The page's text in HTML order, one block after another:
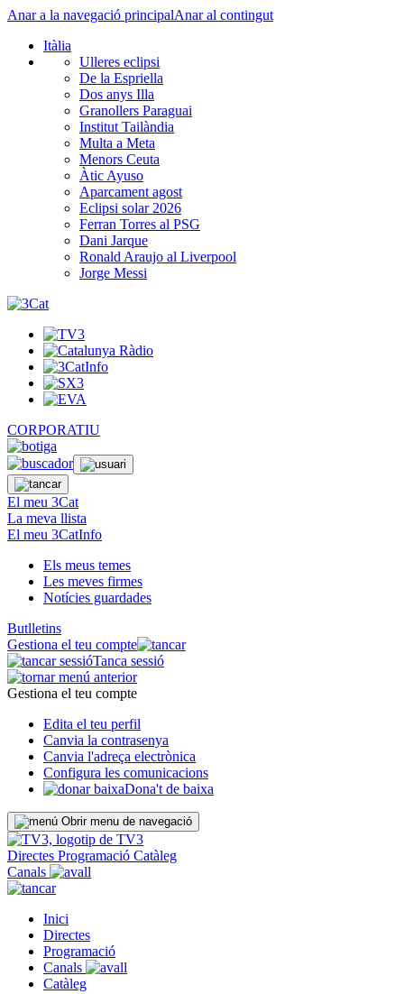
Anar a la navegació principalAnar al contingut
Itàlia
Ulleres eclipsi
De la Espriella
Dos anys Illa
Granollers Paraguai
Institut Tailàndia
Multa a Meta
Menors Ceuta
Àtic Ayuso
Aparcament agost
Eclipsi solar 2026
Ferran Torres al PSG
Dani Jarque
Ronald Araujo al Liverpool
Jorge Messi
CORPORATIU
El meu 3Cat
La meva llista
El meu 3CatInfo
Els meus temes
Les meves firmes
Notícies guardades
Butlletins
Gestiona el teu compte
Tanca sessió
Gestiona el teu compte
Edita el teu perfil
Canvia la contrasenya
Canvia l'adreça electrònica
Configura les comunicacions
Dona't de baixa
Obrir menu de navegació
Directes Programació Catàleg
Canals
Inici
Directes
Programació
Canals
Catàleg